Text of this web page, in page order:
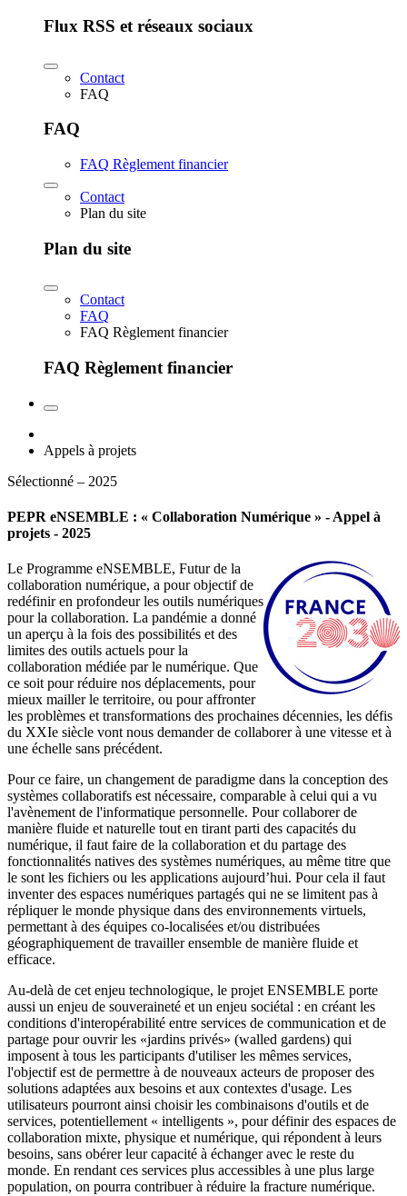
Flux RSS et réseaux sociaux
Contact
FAQ
FAQ
FAQ Règlement financier
Contact
Plan du site
Plan du site
Contact
FAQ
FAQ Règlement financier
FAQ Règlement financier
Appels à projets
Sélectionné – 2025
PEPR eNSEMBLE : « Collaboration Numérique » - Appel à
projets - 2025
Le Programme eNSEMBLE, Futur de la
collaboration numérique, a pour objectif de
redéfinir en profondeur les outils numériques
pour la collaboration. La pandémie a donné
un aperçu à la fois des possibilités et des
limites des outils actuels pour la
collaboration médiée par le numérique. Que
ce soit pour réduire nos déplacements, pour
mieux mailler le territoire, ou pour affronter
les problèmes et transformations des prochaines décennies, les défis
du XXIe siècle vont nous demander de collaborer à une vitesse et à
une échelle sans précédent.
Pour ce faire, un changement de paradigme dans la conception des
systèmes collaboratifs est nécessaire, comparable à celui qui a vu
l'avènement de l'informatique personnelle. Pour collaborer de
manière fluide et naturelle tout en tirant parti des capacités du
numérique, il faut faire de la collaboration et du partage des
fonctionnalités natives des systèmes numériques, au même titre que
le sont les fichiers ou les applications aujourd’hui. Pour cela il faut
inventer des espaces numériques partagés qui ne se limitent pas à
répliquer le monde physique dans des environnements virtuels,
permettant à des équipes co-localisées et/ou distribuées
géographiquement de travailler ensemble de manière fluide et
efficace.
Au-delà de cet enjeu technologique, le projet ENSEMBLE porte
aussi un enjeu de souveraineté et un enjeu sociétal : en créant les
conditions d'interopérabilité entre services de communication et de
partage pour ouvrir les «jardins privés» (walled gardens) qui
imposent à tous les participants d'utiliser les mêmes services,
l'objectif est de permettre à de nouveaux acteurs de proposer des
solutions adaptées aux besoins et aux contextes d'usage. Les
utilisateurs pourront ainsi choisir les combinaisons d'outils et de
services, potentiellement « intelligents », pour définir des espaces de
collaboration mixte, physique et numérique, qui répondent à leurs
besoins, sans obérer leur capacité à échanger avec le reste du
monde. En rendant ces services plus accessibles à une plus large
population, on pourra contribuer à réduire la fracture numérique.